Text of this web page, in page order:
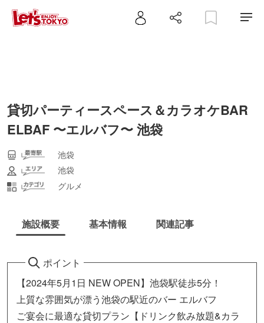
貸切パーティースペース＆カラオケBAR
ELBAF 〜エルバフ〜 池袋
池袋
池袋
グルメ
施設概要 基本情報 関連記事
ポイント
【2024年5月1日 NEW OPEN】池袋駅徒歩5分！
上質な雰囲気が漂う池袋の駅近のバー エルバフ
ご宴会に最適な貸切プラン【ドリンク飲み放題&カラ